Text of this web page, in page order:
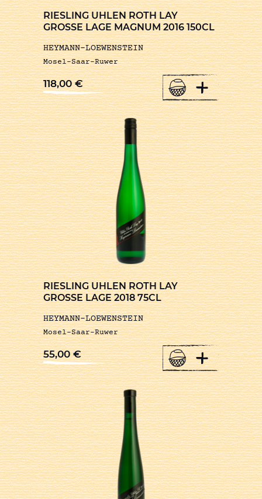
RIESLING UHLEN ROTH LAY
GROSSE LAGE MAGNUM 2016 150CL
HEYMANN-LOEWENSTEIN
Mosel-Saar-Ruwer
118,00€ +
RIESLING UHLEN ROTH LAY
GROSSE LAGE 2018 75CL
HEYMANN-LOEWENSTEIN
Mosel-Saar-Ruwer
55,00€ +